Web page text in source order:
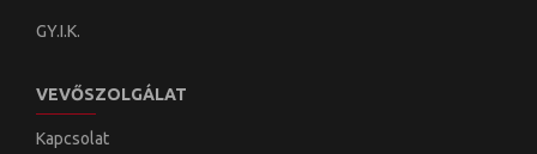
GY.I.K.
VEVŐSZOLGÁLAT
Kapcsolat